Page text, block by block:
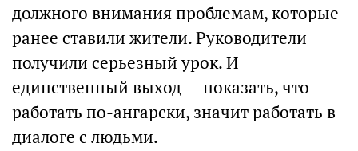
должного внимания проблемам, которые
ранее ставили жители. Руководители
получили серьезный урок. И
единственный выход — показать, что
работать по-ангарски, значит работать в
диалоге с людьми.